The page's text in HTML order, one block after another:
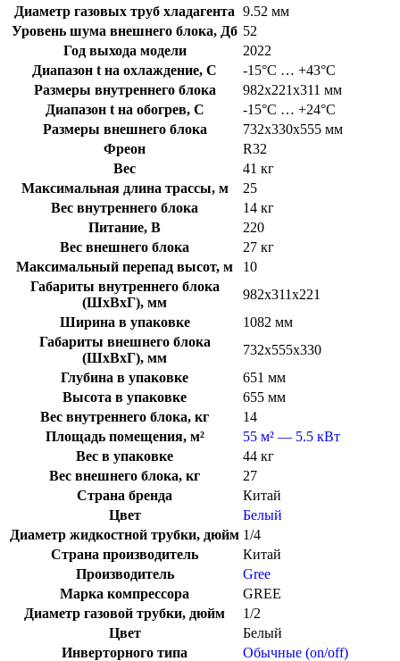
Диаметр газовых труб хладагента 9.52 мм
Уровень шума внешнего блока, Дб 52
Год выхода модели
2022
Диапазон t на охлаждение, C
-15°С … +43°С
Размеры внутреннего блока
982x221x311 мм
Диапазон t на обогрев, C
-15°С … +24°С
Размеры внешнего блока
732x330x555 мм
Фреон
R32
Вес
41 кг
Максимальная длина трассы, м
25
Вес внутреннего блока
14 кг
Питание, В
220
Вес внешнего блока
27 кг
Максимальный перепад высот, м
10
Габариты внутреннего блока
(ШхВхГ), мм
982х311х221
Ширина в упаковке
1082 мм
Габариты внешнего блока
(ШхВхГ), мм
732х555х330
Глубина в упаковке
651 мм
Высота в упаковке
655 мм
Вес внутреннего блока, кг
14
Площадь помещения, м²
55 м² — 5.5 кВт
Вес в упаковке
44 кг
Вес внешнего блока, кг
27
Страна бренда
Китай
Цвет
Белый
Диаметр жидкостной трубки, дюйм 1/4
Страна производитель
Китай
Производитель
Gree
Марка компрессора
GREE
Диаметр газовой трубки, дюйм
1/2
Цвет
Белый
Инверторного типа
Обычные (on/off)